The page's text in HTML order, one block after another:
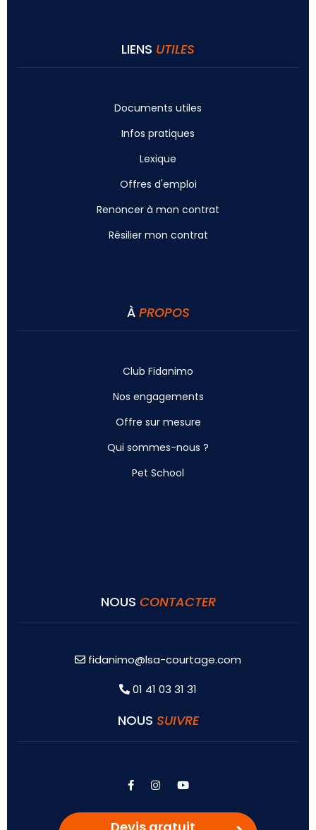
LIENS UTILES
Documents utiles
Infos pratiques
Lexique
Offres d'emploi
Renoncer à mon contrat
Résilier mon contrat
À PROPOS
Club Fidanimo
Nos engagements
Offre sur mesure
Qui sommes-nous ?
Pet School
NOUS CONTACTER
fidanimo@lsa-courtage.com
01 41 03 31 31
NOUS SUIVRE
facebookinstagramyoutube